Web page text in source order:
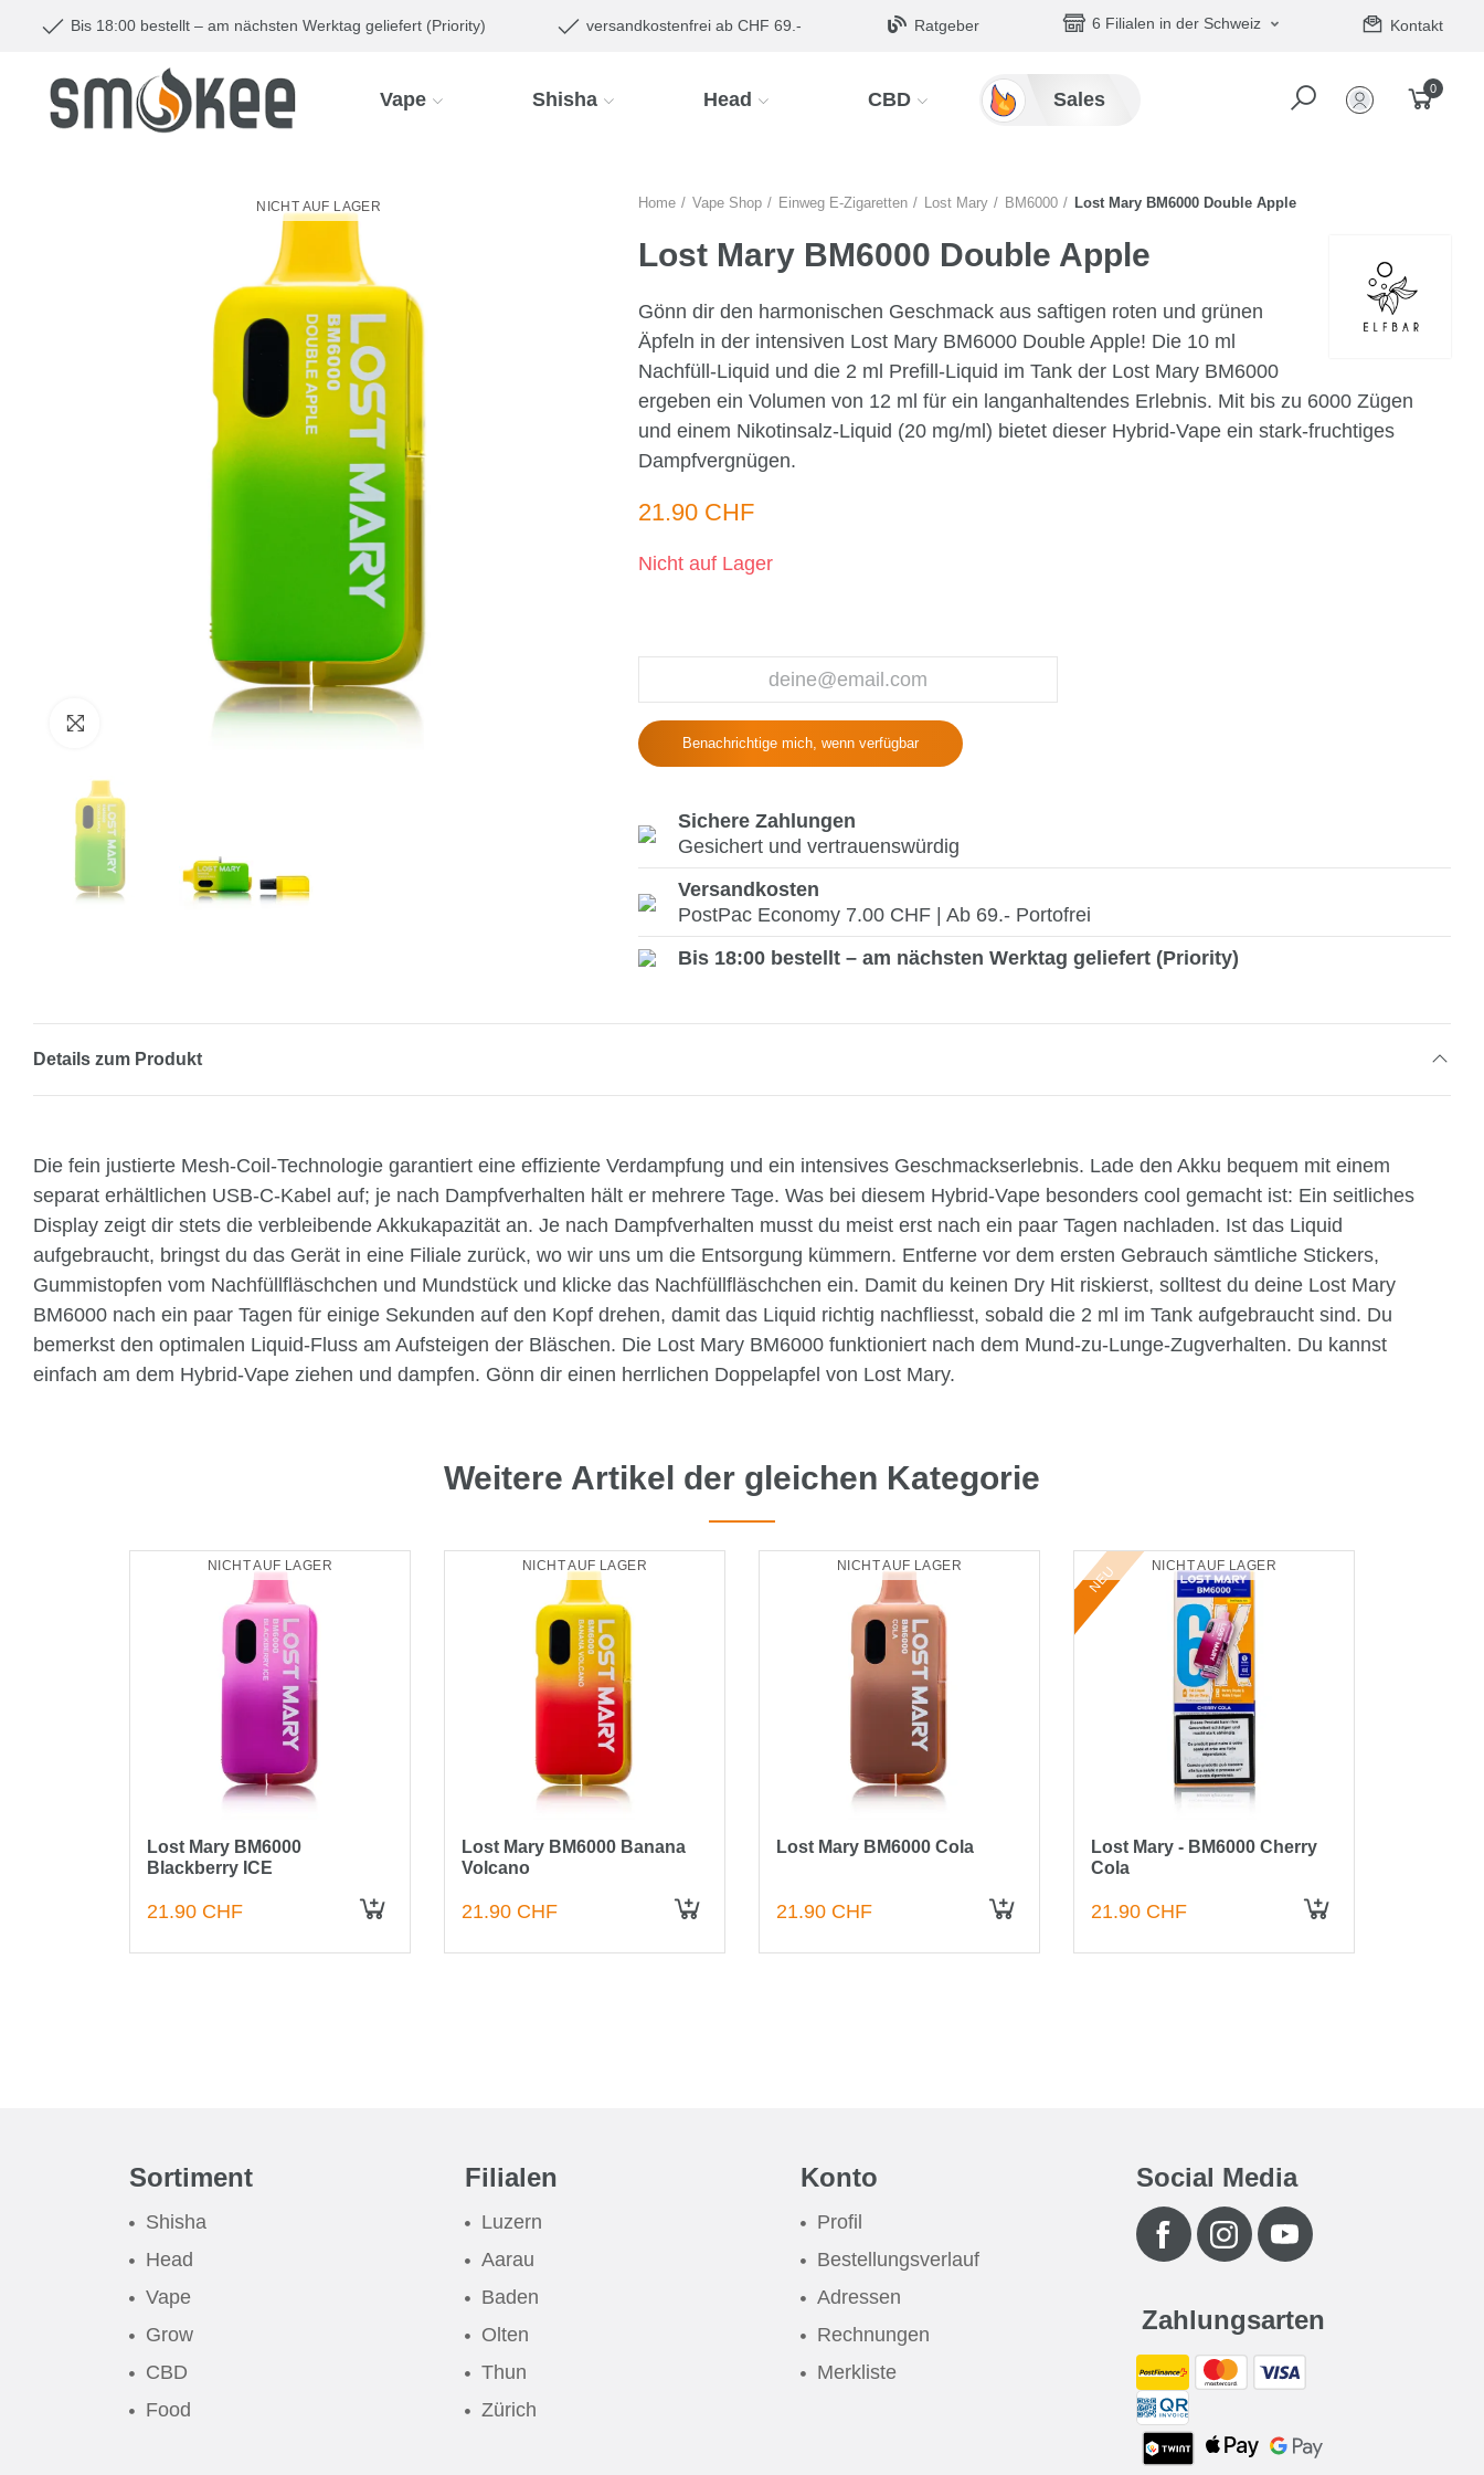
Bis 18:00 bestellt – am nächsten Werktag geliefert (Priority) versandkostenfrei ab CHF 69.- Ratgeber 6 Filialen in der Schweiz Kontakt
Vape Shisha Head CBD Sales
0
NICHT AUF LAGER
Zum Vergrössern anklicken
Home Vape Shop Einweg E-Zigaretten Lost Mary BM6000 Lost Mary BM6000 Double Apple
Lost Mary BM6000 Double Apple
Gönn dir den harmonischen Geschmack aus saftigen roten und grünen
Äpfeln in der intensiven Lost Mary BM6000 Double Apple! Die 10 ml
Nachfüll-Liquid und die 2 ml Prefill-Liquid im Tank der Lost Mary BM6000
ergeben ein Volumen von 12 ml für ein langanhaltendes Erlebnis. Mit bis zu 6000 Zügen
und einem Nikotinsalz-Liquid (20 mg/ml) bietet dieser Hybrid-Vape ein stark-fruchtiges
Dampfvergnügen.
21.90 CHF
Nicht auf Lager
Benachrichtige mich, wenn verfügbar
Sichere Zahlungen
Gesichert und vertrauenswürdig
Versandkosten
PostPac Economy 7.00 CHF | Ab 69.- Portofrei
Bis 18:00 bestellt – am nächsten Werktag geliefert (Priority)
Details zum Produkt
Die fein justierte Mesh-Coil-Technologie garantiert eine effiziente Verdampfung und ein intensives Geschmackserlebnis. Lade den Akku bequem mit einem
separat erhältlichen USB-C-Kabel auf; je nach Dampfverhalten hält er mehrere Tage. Was bei diesem Hybrid-Vape besonders cool gemacht ist: Ein seitliches
Display zeigt dir stets die verbleibende Akkukapazität an. Je nach Dampfverhalten musst du meist erst nach ein paar Tagen nachladen. Ist das Liquid
aufgebraucht, bringst du das Gerät in eine Filiale zurück, wo wir uns um die Entsorgung kümmern. Entferne vor dem ersten Gebrauch sämtliche Stickers,
Gummistopfen vom Nachfüllfläschchen und Mundstück und klicke das Nachfüllfläschchen ein. Damit du keinen Dry Hit riskierst, solltest du deine Lost Mary
BM6000 nach ein paar Tagen für einige Sekunden auf den Kopf drehen, damit das Liquid richtig nachfliesst, sobald die 2 ml im Tank aufgebraucht sind. Du
bemerkst den optimalen Liquid-Fluss am Aufsteigen der Bläschen. Die Lost Mary BM6000 funktioniert nach dem Mund-zu-Lunge-Zugverhalten. Du kannst
einfach am dem Hybrid-Vape ziehen und dampfen. Gönn dir einen herrlichen Doppelapfel von Lost Mary.
Weitere Artikel der gleichen Kategorie
NICHT AUF LAGER
Lost Mary BM6000
Blackberry ICE
21.90 CHF
NICHT AUF LAGER
Lost Mary BM6000 Banana
Volcano
21.90 CHF
NICHT AUF LAGER
Lost Mary BM6000 Cola
21.90 CHF
NEU NICHT AUF LAGER
Lost Mary - BM6000 Cherry
Cola
21.90 CHF
Sortiment
Shisha
Head
Vape
Grow
CBD
Food
Filialen
Luzern
Aarau
Baden
Olten
Thun
Zürich
Konto
Profil
Bestellungsverlauf
Adressen
Rechnungen
Merkliste
Social Media
Zahlungsarten